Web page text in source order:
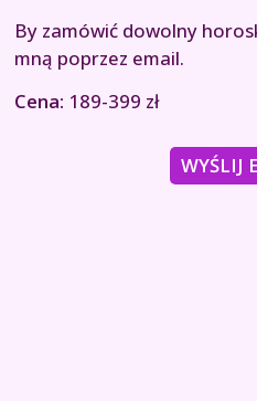
By zamówić dowolny
mną poprzez email.
Cena: 189-399 zł
WYŚLIJ